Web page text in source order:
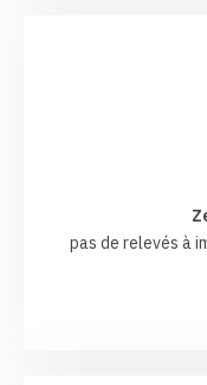
pas de relevés à